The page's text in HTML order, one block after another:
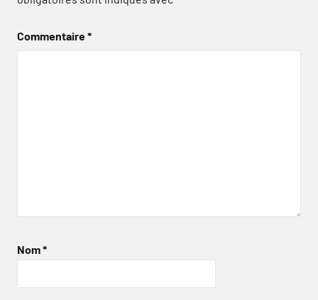
Commentaire*
Nom*